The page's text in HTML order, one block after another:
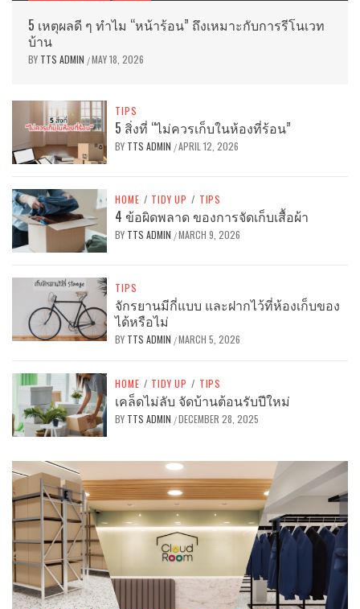
5 เหตุผลดี ๆ ทำไม “หน้าร้อน” ถึงเหมาะกับการรีโนเวท
บ้าน
BY TTS ADMIN /MAY 18, 2026
TIPS
5 สิ่งที่ “ไม่ควรเก็บในห้องที่ร้อน”
BY TTS ADMIN /APRIL 12, 2026
HOME / TIDY UP / TIPS
4 ข้อผิดพลาด ของการจัดเก็บเสื้อผ้า
BY TTS ADMIN /MARCH 9, 2026
TIPS
จักรยานมีกี่แบบ และฝากไว้ที่ห้องเก็บของ
ได้หรือไม่
BY TTS ADMIN /MARCH 5, 2026
HOME / TIDY UP / TIPS
เคล็ดไม่ลับ จัดบ้านต้อนรับปีใหม่
BY TTS ADMIN /DECEMBER 28, 2025